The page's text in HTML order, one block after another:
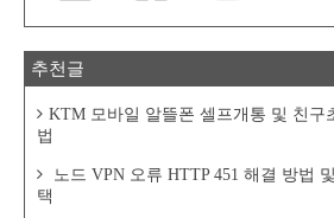
추천글
KTM 모바일 알뜰폰 셀프개통 및 친구
법
노드 VPN 오류 HTTP 451 해결 방법
택